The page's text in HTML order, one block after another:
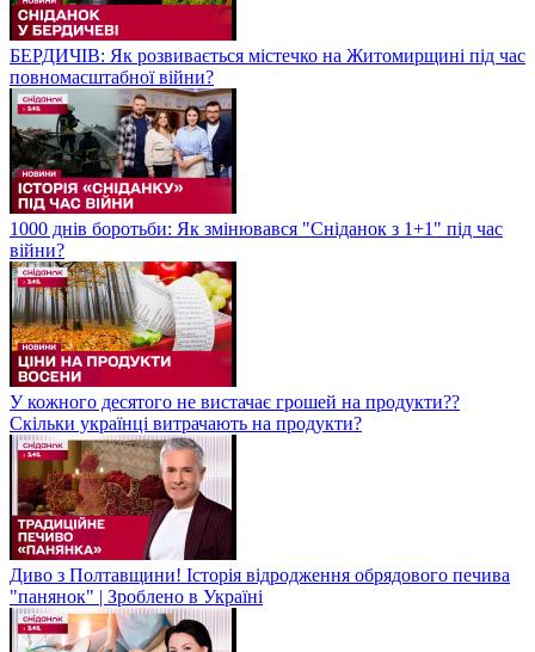
БЕРДИЧІВ: Як розвивається містечко на Житомирщині під час
повномасштабної війни?
1000 днів боротьби: Як змінювався "Сніданок з 1+1" під час
війни?
У кожного десятого не вистачає грошей на продукти??
Скільки українці витрачають на продукти?
Диво з Полтавщини! Історія відродження обрядового печива
"панянок" | Зроблено в Україні